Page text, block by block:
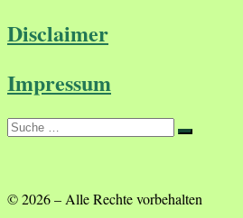
Disclaimer
Impressum
Suche
Suche
© 2026– Alle Rechte vorbehalten